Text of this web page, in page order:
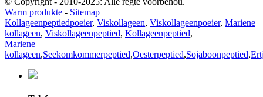
Warm produkte - Sitemap
Kollageenpeptiedpoeier, Viskollageen, Viskollageenpoeier, Mariene
kollageen, Viskollageenpeptied, Kollageenpeptied,
Mariene
kollageen,Seekomkommerpeptied,Oesterpeptied,Sojaboonpeptied,